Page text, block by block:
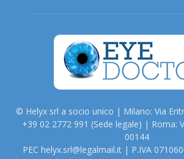
© Helyx srl a socio unico | Milano: Via
+39 02 2772 991 (Sede legale) | Roma:
00144
PEC helyx.srl@legalmail.it | P.IVA